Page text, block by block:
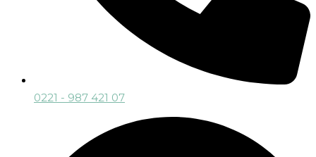
0221 - 987 421 07